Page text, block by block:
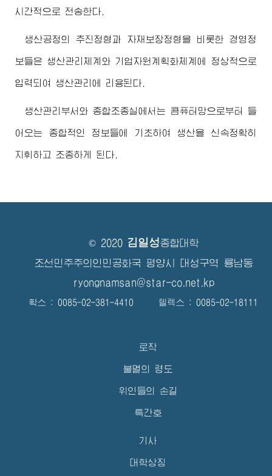
시간적으로 전송한다.
생산공정의 추진정형과 자재보장정형을 비롯한 경영정
보들은 생산관리체계와 기업자원계획화체계에 정상적으로
입력되여 생산관리에 리용된다.
생산관리부서와 종합조종실에서는 콤퓨터망으로부터 들
어오는 종합적인 정보들에 기초하여 생산을 신속정확히
지휘하고 조종하게 된다.
© 2020 김일성종합대학
조선민주주의인민공화국 평양시 대성구역 룡남동
ryongnamsan@star-co.net.kp
확스 : 0085-02-381-4410 텔렉스 : 0085-02-18111
로작
불멸의 령도
위인들의 손길
특간호
기사
대학상징